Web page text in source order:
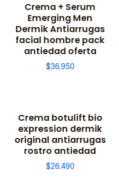
Crema + Serum
Emerging Men
Dermik Antiarrugas
facial hombre pack
antiedad oferta
$36.950
Crema botulift bio
expression dermik
original antiarrugas
rostro antiedad
$26.490